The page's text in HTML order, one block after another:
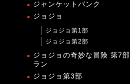
ジャンケットバンク
ジョジョ
ジョジョ第1部
ジョジョ第2部
ジョジョの奇妙な冒険 第7
ラン
ジョジョ第3部